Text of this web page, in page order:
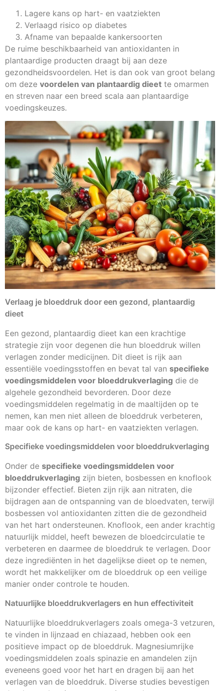
Lagere kans op hart- en vaatziekten
Verlaagd risico op diabetes
Afname van bepaalde kankersoorten
De ruime beschikbaarheid van antioxidanten in
plantaardige producten draagt bij aan deze
gezondheidsvoordelen. Het is dan ook van groot belang
om deze voordelen van plantaardig dieet te omarmen
en streven naar een breed scala aan plantaardige
voedingskeuzes.
Verlaag je bloeddruk door een gezond, plantaardig
dieet
Een gezond, plantaardig dieet kan een krachtige
strategie zijn voor degenen die hun bloeddruk willen
verlagen zonder medicijnen. Dit dieet is rijk aan
essentiële voedingsstoffen en bevat tal van specifieke
voedingsmiddelen voor bloeddrukverlaging die de
algehele gezondheid bevorderen. Door deze
voedingsmiddelen regelmatig in de maaltijden op te
nemen, kan men niet alleen de bloeddruk verbeteren,
maar ook de kans op hart- en vaatziekten verlagen.
Specifieke voedingsmiddelen voor bloeddrukverlaging
Onder de specifieke voedingsmiddelen voor
bloeddrukverlaging zijn bieten, bosbessen en knoflook
bijzonder effectief. Bieten zijn rijk aan nitraten, die
bijdragen aan de ontspanning van de bloedvaten, terwijl
bosbessen vol antioxidanten zitten die de gezondheid
van het hart ondersteunen. Knoflook, een ander krachtig
natuurlijk middel, heeft bewezen de bloedcirculatie te
verbeteren en daarmee de bloeddruk te verlagen. Door
deze ingrediënten in het dagelijkse dieet op te nemen,
wordt het makkelijker om de bloeddruk op een veilige
manier onder controle te houden.
Natuurlijke bloeddrukverlagers en hun effectiviteit
Natuurlijke bloeddrukverlagers zoals omega-3 vetzuren,
te vinden in lijnzaad en chiazaad, hebben ook een
positieve impact op de bloeddruk. Magnesiumrijke
voedingsmiddelen zoals spinazie en amandelen zijn
eveneens goed voor het hart en dragen bij aan het
verlagen van de bloeddruk. Diverse studies bevestigen